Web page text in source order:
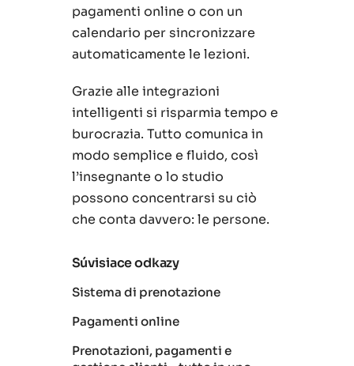
pagamenti online o con un
calendario per sincronizzare
automaticamente le lezioni.
Grazie alle integrazioni
intelligenti si risparmia tempo e
burocrazia. Tutto comunica in
modo semplice e fluido, così
l’insegnante o lo studio
possono concentrarsi su ciò
che conta davvero: le persone.
Súvisiace odkazy
Sistema di prenotazione
Pagamenti online
Prenotazioni, pagamenti e